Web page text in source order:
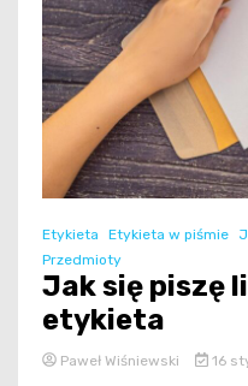
Etykieta Etykieta w piśmie
Przedmioty
Jak się piszę
etykieta
Paweł Wiśniewski 16